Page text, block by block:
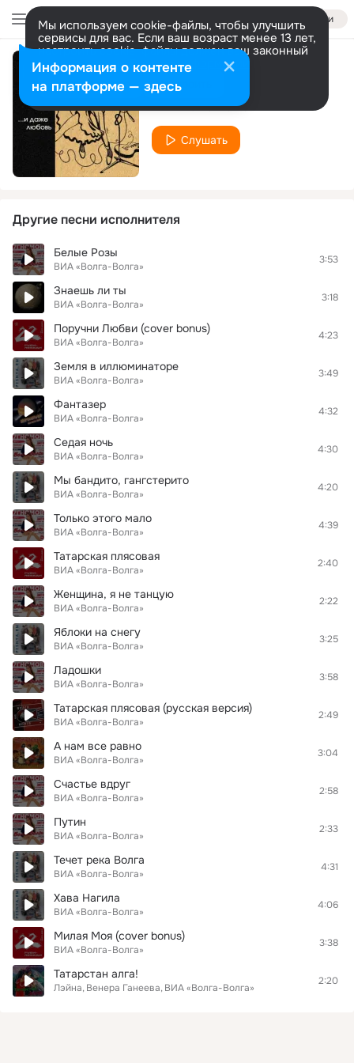
Войти
Мы используем cookie-файлы, чтобы улучшить
сервисы для вас. Если ваш возраст менее 13 лет,
настроить cookie-файлы должен ваш законный
представитель. Больше информации
Разрешить все Настроить
Кровопийца
ВИА «Волга-Волга»
Слушать
Другие песни исполнителя
Белые Розы
ВИА «Волга-Волга»
3:53
Знаешь ли ты
ВИА «Волга-Волга»
3:18
Поручни Любви (cover bonus)
ВИА «Волга-Волга»
4:23
Земля в иллюминаторе
ВИА «Волга-Волга»
3:49
Фантазер
ВИА «Волга-Волга»
4:32
Седая ночь
ВИА «Волга-Волга»
4:30
Мы бандито, гангстерито
ВИА «Волга-Волга»
4:20
Только этого мало
ВИА «Волга-Волга»
4:39
Татарская плясовая
ВИА «Волга-Волга»
2:40
Женщина, я не танцую
ВИА «Волга-Волга»
2:22
Яблоки на снегу
ВИА «Волга-Волга»
3:25
Ладошки
ВИА «Волга-Волга»
3:58
Татарская плясовая (русская версия)
ВИА «Волга-Волга»
2:49
А нам все равно
ВИА «Волга-Волга»
3:04
Счастье вдруг
ВИА «Волга-Волга»
2:58
Путин
ВИА «Волга-Волга»
2:33
Течет река Волга
ВИА «Волга-Волга»
4:31
Хава Нагила
ВИА «Волга-Волга»
4:06
Милая Моя (cover bonus)
ВИА «Волга-Волга»
3:38
Татарстан алга!
Лэйна Венера Ганеева ВИА «Волга-Волга»
2:20
Информация о контенте
на платформе — здесь